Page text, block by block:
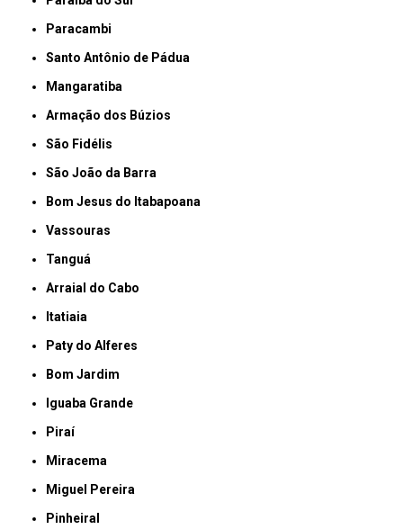
Paracambi
Santo Antônio de Pádua
Mangaratiba
Armação dos Búzios
São Fidélis
São João da Barra
Bom Jesus do Itabapoana
Vassouras
Tanguá
Arraial do Cabo
Itatiaia
Paty do Alferes
Bom Jardim
Iguaba Grande
Piraí
Miracema
Miguel Pereira
Pinheiral